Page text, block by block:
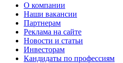
О компании
Наши вакансии
Партнерам
Реклама на сайте
Новости и статьи
Инвесторам
Кандидаты по профессиям